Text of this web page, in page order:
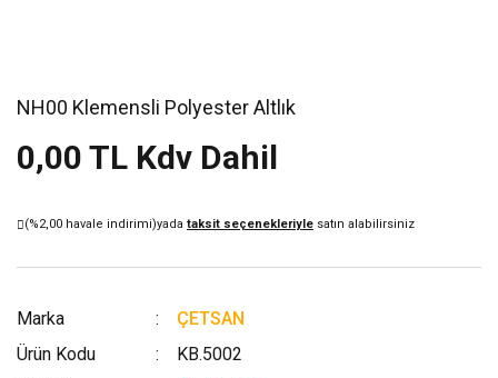
NH00 Klemensli Polyester Altlık
0,00 TL Kdv Dahil
(%2,00 havale indirimi)yada taksit seçenekleriyle satın alabilirsiniz
Marka
ÇETSAN
Ürün Kodu
KB.5002